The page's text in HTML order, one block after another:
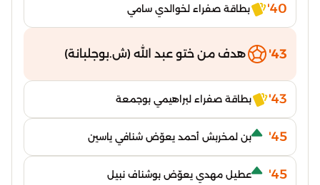
40' بطاقة صفراء لخوالدي سامي
43' هدف من ختو عبد الله (ش.بوجلبانة)
43' بطاقة صفراء لبراهيمي بوجمعة
45' بن لمخربش أحمد يعوّض شنافي ياسين
45' عطيل مهدي يعوّض بوشناف نبيل